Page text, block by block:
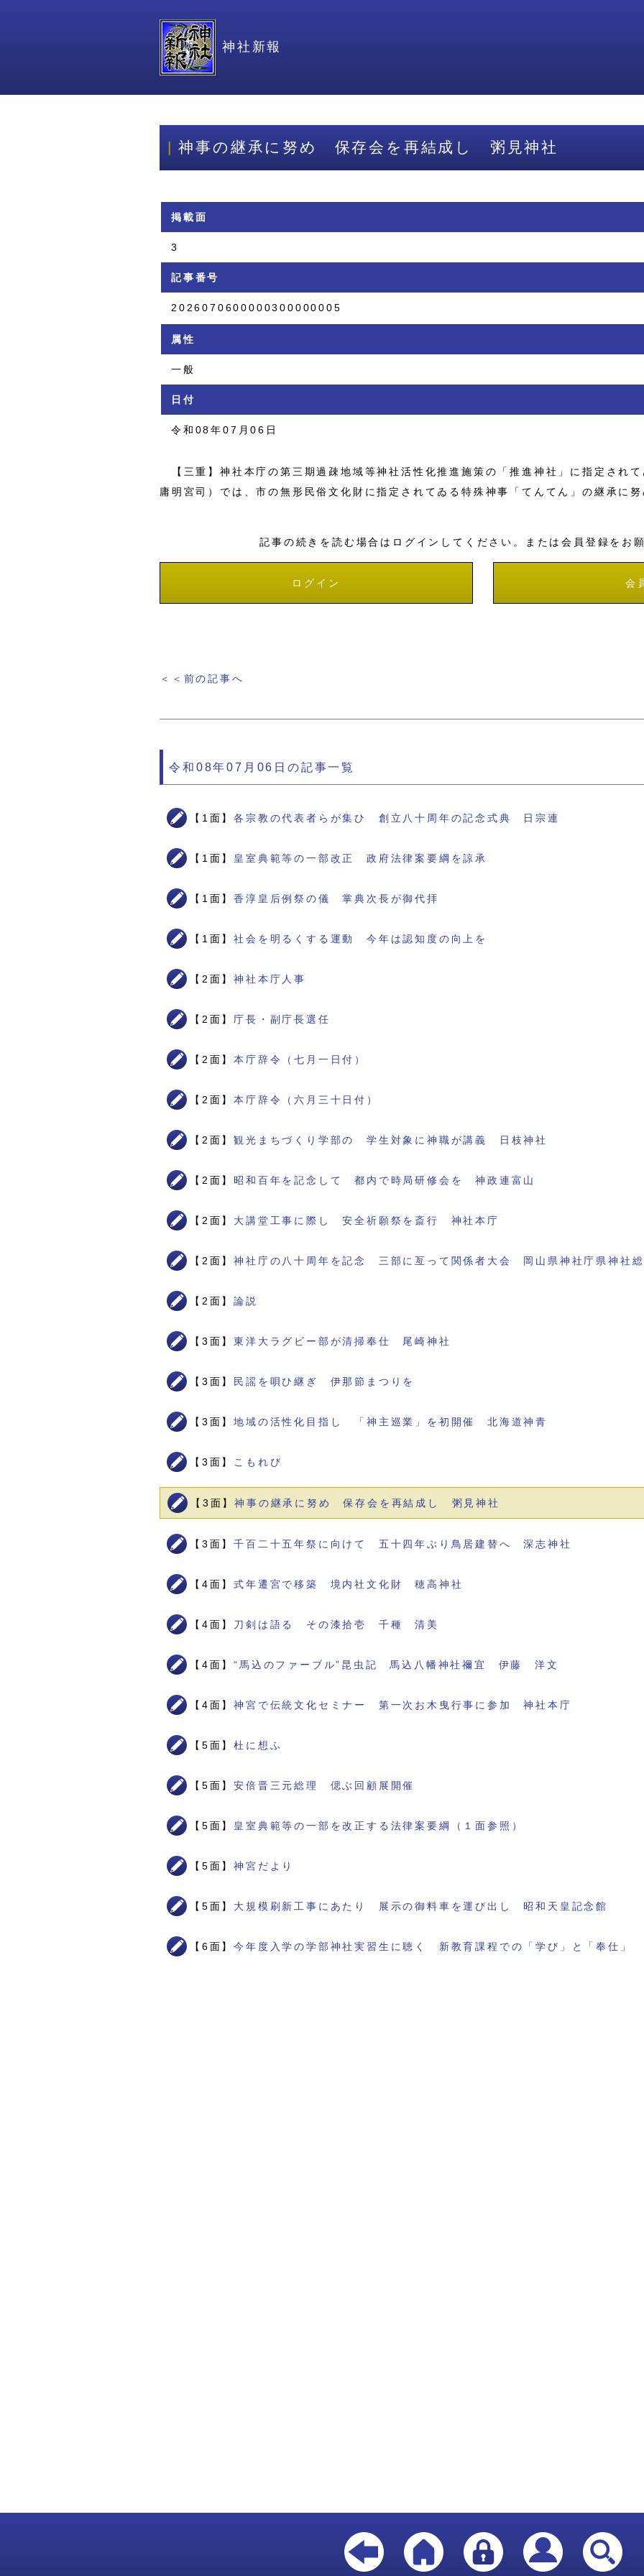
神社新報
神事の継承に努め 保存会を再結成し 粥見神社
掲載面
3
記事番号
2026070600000300000005
属性
一般
日付
令和08年07月06日
【三重】神社本庁の第三期過疎地域等神社活性化推進施策の「推進神社」に指定され
庸明宮司）では、市の無形民俗文化財に指定されてゐる特殊神事「てんてん」の継承に
記事の続きを読む場合はログインしてください。または会員登録をお
ログイン 会
＜＜前の記事へ
令和08年07月06日の記事一覧
【1面】各宗教の代表者らが集ひ 創立八十周年の記念式典 日宗連
【1面】 皇室典範等の一部改正 政府法律案要綱を諒承
【1面】香淳皇后例祭の儀 掌典次長が御代拝
【1面】社会を明るくする運動 今年は認知度の向上を
【2面】神社本庁人事
【2面】 庁長・副庁長選任
【2面】本庁辞令（七月一日付）
【2面】本庁辞令（六月三十日付）
【2面】観光まちづくり学部の 学生対象に神職が講義 日枝神社
【2面】 昭和百年を記念して 都内で時局研修会を 神政連富山
【2面】 大講堂工事に際し 安全祈願祭を斎行 神社本庁
【2面】神社庁の八十周年を記念 三部に亙って関係者大会 岡山県神社庁県神社
【2面】論説
【3面】東洋大ラグビー部が清掃奉仕 尾崎神社
【3面】 民謡を唄ひ継ぎ 伊那節まつりを
【3面】地域の活性化目指し 「神主巡業」を初開催 北海道神青
【3面】 こもれび
【3面】神事の継承に努め 保存会を再結成し 粥見神社
【3面】千百二十五年祭に向けて 五十四年ぶり鳥居建替へ 深志神社
【4面】式年遷宮で移築 境内社文化財 穂高神社
【4面】 刀剣は語る その漆拾壱 千種 清美
【4面】“馬込のファーブル”昆虫記 馬込八幡神社禰宜 伊藤 洋文
【4面】神宮で伝統文化セミナー 第一次お木曳行事に参加 神社本庁
【5面】杜に想ふ
【5面】安倍晋三元総理 偲ぶ回顧展開催
【5面】 皇室典範等の一部を改正する法律案要綱（１面参照）
【5面】神宮だより
【5面】 大規模刷新工事にあたり 展示の御料車を運び出し 昭和天皇記念館
【6面】今年度入学の学部神社実習生に聴く 新教育課程での「学び」と「奉仕